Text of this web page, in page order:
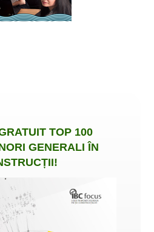
TOP 100
GENERALI ÎN
!